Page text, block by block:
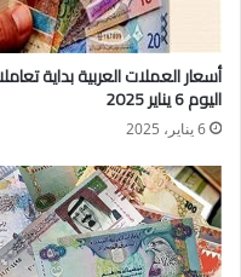
25.318%.
3 أعوام.
وتلجأ الحكومة لتمويل عجز
وأذون الخزانة كأدوات
المشترين لها، وتُعد سندات
أسعار العملات العربية بداية
اليوم 6 يناير 2025
6 يناير، 2025